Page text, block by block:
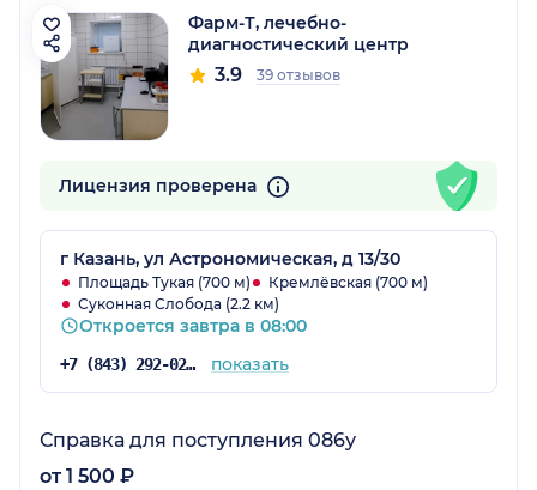
Фарм-Т, лечебно-
диагностический центр
3.9 39 отзывов
Лицензия проверена
г Казань, ул Астрономическая, д 13/30
Площадь Тукая (700 м)
Кремлёвская (700 м)
Суконная Слобода (2.2 км)
Откроется завтра в 08:00
+7 (843) 292-02-22 показать
Справка для поступления 086у
от 1 500 ₽